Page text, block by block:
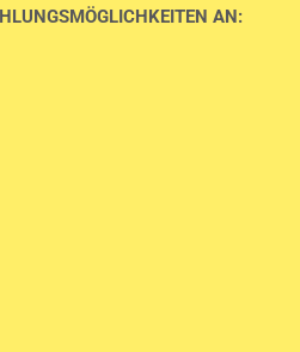
AN: